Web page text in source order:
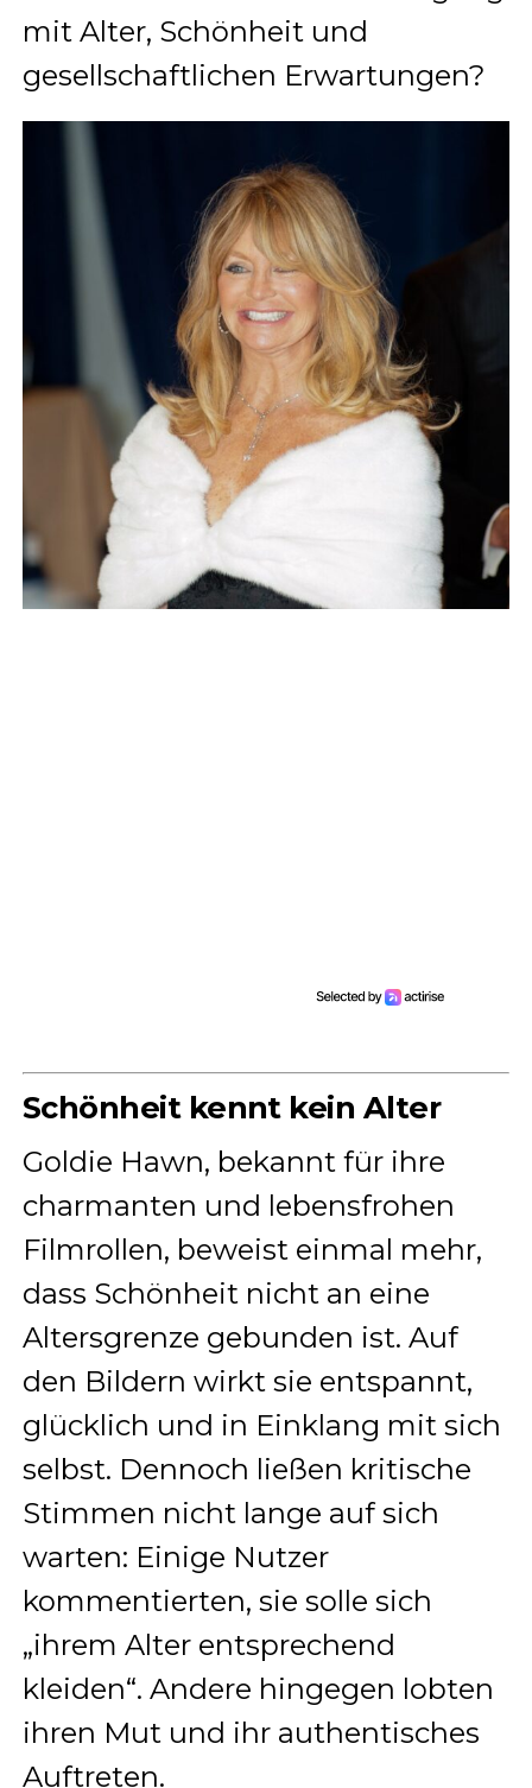
mit Alter, Schönheit und
gesellschaftlichen Erwartungen?
Schönheit kennt kein Alter
Goldie Hawn, bekannt für ihre
charmanten und lebensfrohen
Filmrollen, beweist einmal mehr,
dass Schönheit nicht an eine
Altersgrenze gebunden ist. Auf
den Bildern wirkt sie entspannt,
glücklich und in Einklang mit sich
selbst. Dennoch ließen kritische
Stimmen nicht lange auf sich
warten: Einige Nutzer
kommentierten, sie solle sich
„ihrem Alter entsprechend
kleiden“. Andere hingegen lobten
ihren Mut und ihr authentisches
Auftreten.